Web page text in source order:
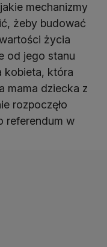
mechanizmy
żeby budować
życia
od jego stanu
kobieta, która
mama dziecka z
rozpoczęło
referendum w